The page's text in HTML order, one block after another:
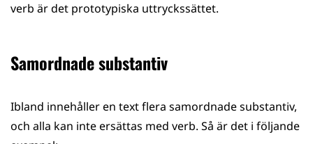
verb är det prototypiska uttryckssättet.
Samordnade substantiv
Ibland innehåller en text flera samordnade substantiv,
och alla kan inte ersättas med verb. Så är det i följande